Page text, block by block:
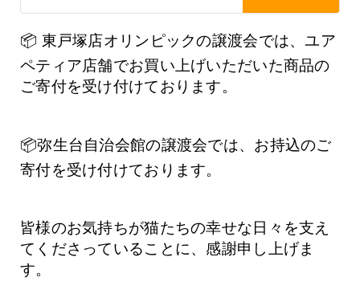
📦 東戸塚店オリンピックの譲渡会では、ユア
ペティア店舗でお買い上げいただいた商品の
ご寄付を受け付けております。
📦弥生台自治会館の譲渡会では、お持込のご
寄付を受け付けております。
皆様のお気持ちが猫たちの幸せな日々を支え
てくださっていることに、感謝申し上げま
す。